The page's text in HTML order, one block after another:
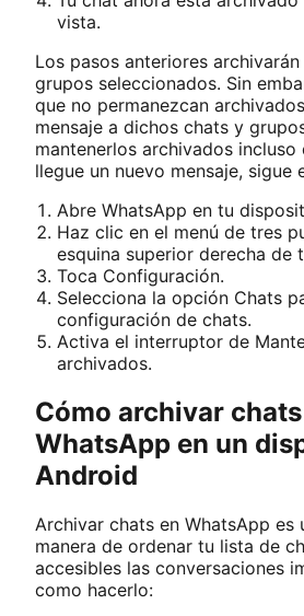
vista.
Los pasos anteriores
grupos seleccionados. Sin
que no permanezcan
mensaje a dichos chats y
mantenerlos archivados incluso
llegue un nuevo mensaje, sigue
Abre WhatsApp en tu
Haz clic en el menú de tres
esquina superior derecha de
Toca Configuración.
Selecciona la opción Chats
configuración de chats.
Activa el interruptor de
archivados.
Cómo archivar
WhatsApp en un
Android
Archivar chats en WhatsApp es
manera de ordenar tu lista de
accesibles las conversaciones
como hacerlo: